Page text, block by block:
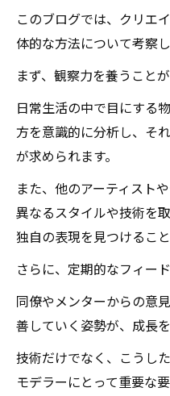
このブログでは、クリエ
体的な方法について考察し
まず、観察力を養うことが
日常生活の中で目にする
方を意識的に分析し、そ
が求められます。
また、他のアーティスト
異なるスタイルや技術を
独自の表現を見つけること
さらに、定期的なフィー
同僚やメンターからの意
善していく姿勢が、成長を
技術だけでなく、こうし
モデラーにとって重要な要